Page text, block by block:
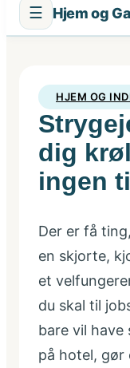
☰ Hjem og
HJEM OG
dig
ingen
Der er få
en skjorte,
et
du skal til
bare vil
på hotel,